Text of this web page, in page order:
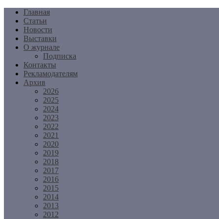
Перейти
содержимому
Главная
Статьи
Новости
Выставки
О журнале
Подписка
Контакты
Рекламодателям
Архив
2026
2025
2024
2023
2022
2021
2020
2019
2018
2017
2016
2015
2014
2013
2012